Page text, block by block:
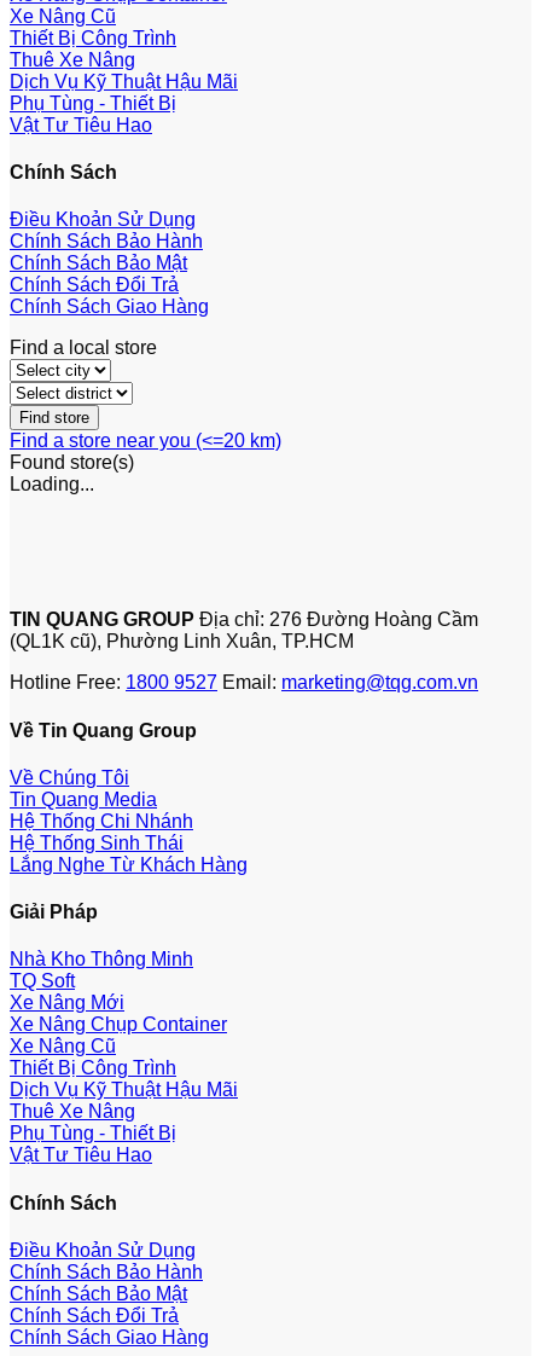
Xe Nâng Cũ
Thiết Bị Công Trình
Thuê Xe Nâng
Dịch Vụ Kỹ Thuật Hậu Mãi
Phụ Tùng - Thiết Bị
Vật Tư Tiêu Hao
Chính Sách
Điều Khoản Sử Dụng
Chính Sách Bảo Hành
Chính Sách Bảo Mật
Chính Sách Đổi Trả
Chính Sách Giao Hàng
Find a local store
Find a store near you (<=20 km)
Found store(s)
Loading...
TIN QUANG GROUP Địa chỉ: 276 Đường Hoàng Cầm
(QL1K cũ), Phường Linh Xuân, TP.HCM
Hotline Free: 1800 9527 Email: marketing@tqg.com.vn
Về Tin Quang Group
Về Chúng Tôi
Tin Quang Media
Hệ Thống Chi Nhánh
Hệ Thống Sinh Thái
Lắng Nghe Từ Khách Hàng
Giải Pháp
Nhà Kho Thông Minh
TQ Soft
Xe Nâng Mới
Xe Nâng Chụp Container
Xe Nâng Cũ
Thiết Bị Công Trình
Dịch Vụ Kỹ Thuật Hậu Mãi
Thuê Xe Nâng
Phụ Tùng - Thiết Bị
Vật Tư Tiêu Hao
Chính Sách
Điều Khoản Sử Dụng
Chính Sách Bảo Hành
Chính Sách Bảo Mật
Chính Sách Đổi Trả
Chính Sách Giao Hàng